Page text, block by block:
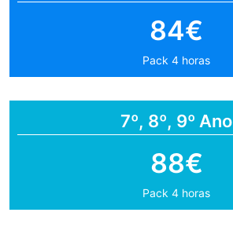
84€
Pack 4 horas
7º, 8º, 9º Ano
88€
Pack 4 horas